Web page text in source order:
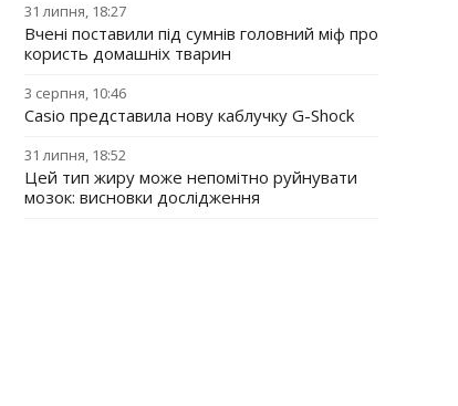
31 липня, 18:27
Вчені поставили під сумнів головний міф про
користь домашніх тварин
3 серпня, 10:46
Casio представила нову каблучку G-Shock
31 липня, 18:52
Цей тип жиру може непомітно руйнувати
мозок: висновки дослідження